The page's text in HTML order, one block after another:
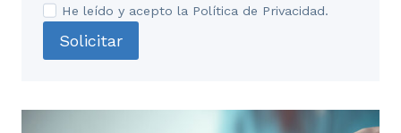
He leído y acepto la Política de Privacidad.
Solicitar